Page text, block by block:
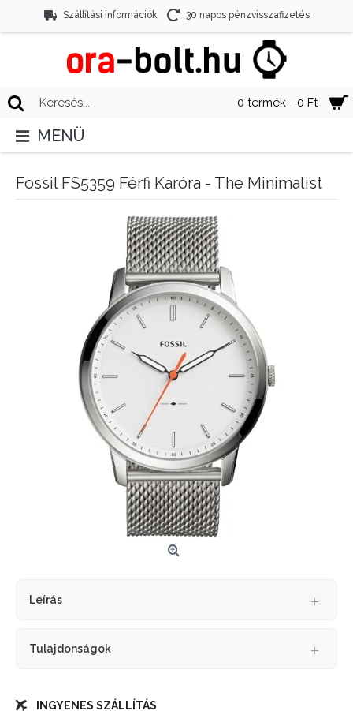
Szállítási információk 30 napos pénzvisszafizetés
0 termék - 0 Ft
MENÜ
Fossil FS5359 Férfi Karóra - The Minimalist
Leírás
Tulajdonságok
INGYENES SZÁLLÍTÁS